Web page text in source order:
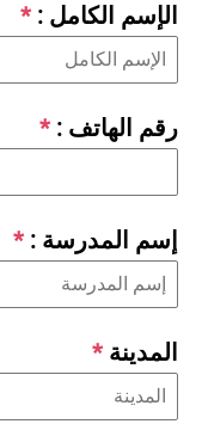
الإسم الكامل : *
رقم الهاتف : *
إسم المدرسة : *
المدينة *